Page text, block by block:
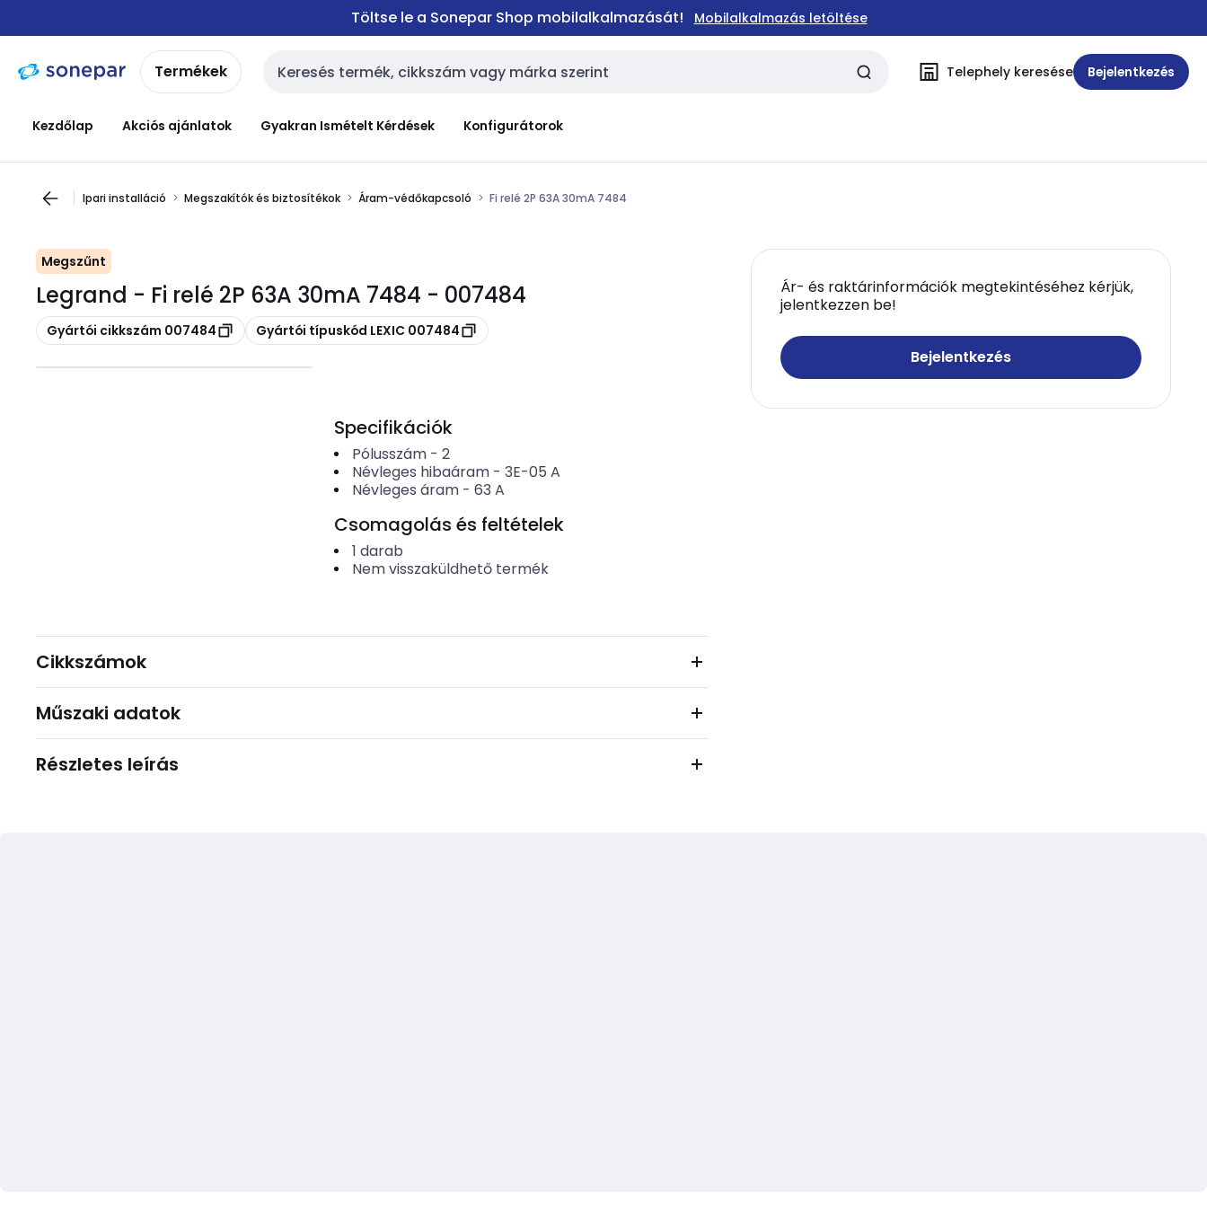
navigációhoztartalomra
Töltse le a Sonepar Shop mobilalkalmazását! Mobilalkalmazás letöltése
Termékek Keresési bemenet Telephely keresése Bejelentkezés
Kezdőlap Akciós ajánlatok Gyakran Ismételt Kérdések Konfigurátorok
Ipari installáció Megszakítók és biztosítékok Áram-védőkapcsoló Fi relé 2P 63A 30mA 7484
Megszűnt
Legrand - Fi relé 2P 63A 30mA 7484 - 007484
Másolás
Gyártói cikkszám 007484 Másolás
Gyártói típuskód LEXIC 007484
Ár- és raktárinformációk megtekintéséhez kérjük,
jelentkezzen be!
Bejelentkezés
Specifikációk
Pólusszám- 2
Névleges hibaáram- 3E-05 A
Névleges áram- 63 A
Csomagolás és feltételek
1 darab
Nem visszaküldhető termék
Cikkszámok
Műszaki adatok
Részletes leírás